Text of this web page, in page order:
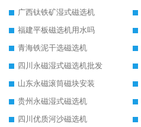
广西钛铁矿湿式磁选机
福建平板磁选机用水吗
青海铁泥干选磁选机
四川永磁湿式磁选机批发
山东永磁滚筒磁块安装
贵州永磁湿式磁选机
四川优质河沙磁选机